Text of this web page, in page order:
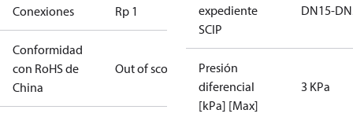
Conexiones Rp 1
Conformidad
con RoHS de
China
Out of scope
expediente
SCIP
DN15-
Presión
diferencial
[kPa] [Max]
3 KPa